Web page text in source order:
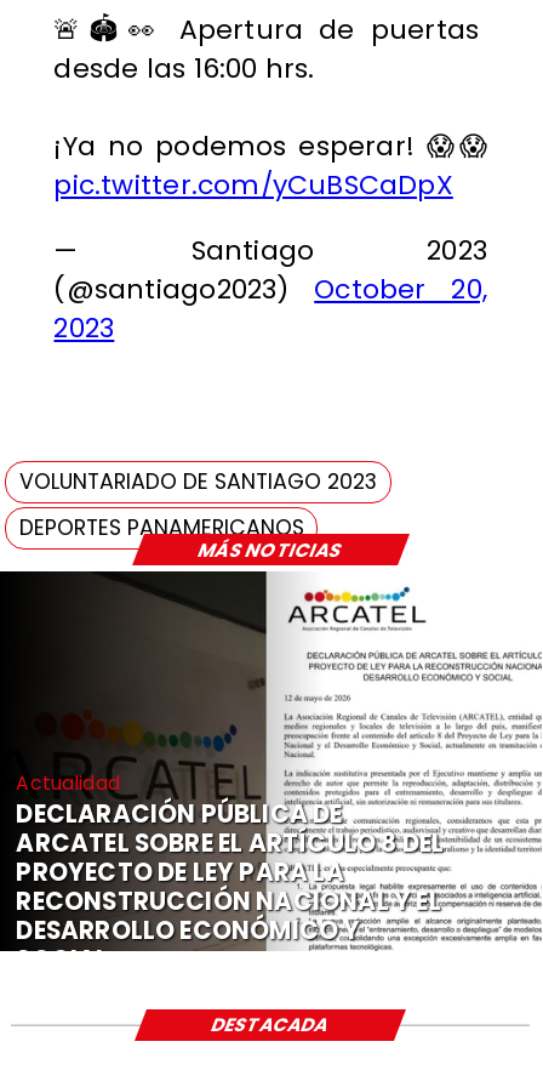
MÁS NOTICIAS
🚨🏟️👀 Apertura de puertas
desde las 16:00 hrs.
¡Ya no podemos esperar! 😱😱
pic.twitter.com/yCuBSCaDpX
— Santiago 2023
(@santiago2023) October 20,
2023
VOLUNTARIADO DE SANTIAGO 2023
DEPORTES PANAMERICANOS
Actualidad
DECLARACIÓN PÚBLICA DE
ARCATEL SOBRE EL ARTÍCULO 8 DEL
PROYECTO DE LEY PARA LA
RECONSTRUCCIÓN NACIONAL Y EL
DESARROLLO ECONÓMICO Y
SOCIAL
DESTACADA